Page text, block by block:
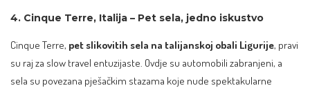
4. Cinque Terre, Italija – Pet sela, jedno iskustvo
Cinque Terre, pet slikovitih sela na talijanskoj obali Ligurije, pravi
su raj za slow travel entuzijaste. Ovdje su automobili zabranjeni, a
sela su povezana pješačkim stazama koje nude spektakularne